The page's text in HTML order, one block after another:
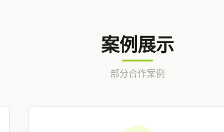
案例展示
部分合作案例